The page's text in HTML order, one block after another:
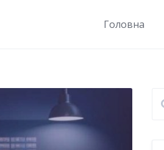
Головна